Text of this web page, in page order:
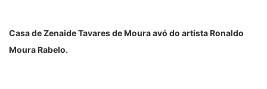
Casa de Zenaide Tavares de Moura avó do artista Ronaldo
Moura Rabelo.